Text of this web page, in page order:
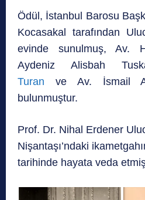
Ödül, İstanbul Barosu
Kocasakal tarafından
evinde sunulmuş, Av.
Aydeniz Alisbah
Turan ve Av. İsmail
bulunmuştur.
Prof. Dr. Nihal Erdener
Nişantaşı’ndaki
tarihinde hayata veda